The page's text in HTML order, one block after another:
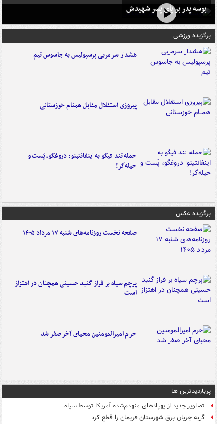
بوسه‌ پدر بر پای پسر شهیدش
برگزیده ورزشی
هشدار سرمربی پرسپولیس به جاسوس تیم
پیروزی استقلال مقابل همنام خوزستانی
حمله تند فیگو به اینفانتینو: دروغگو، پَست‌ و
حیله‌گر!
برگزیده عکس
صفحه نخست روزنامه‌های شنبه ۱۷ مرداد ۱۴۰۵
پرچم سیاه بر فراز گنبد حسینی همچنان در اهتزاز
است
حرم امیرالمومنین محیای آخر صفر شد
پربازدیدترین ها
تصاویر جدید از پهپادهای منهدم‌شده آمریکا توسط سپاه
گربه جریان برق شهرستان فریمان را قطع کرد